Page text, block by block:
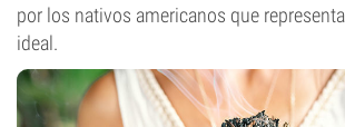
por los nativos americanos que
ideal.